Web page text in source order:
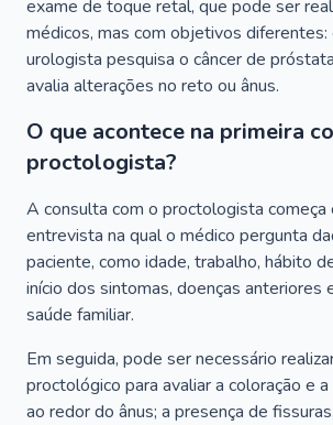
exame de toque retal, que pode ser
médicos, mas com objetivos diferentes:
urologista pesquisa o câncer de
avalia alterações no reto ou ânus.
O que acontece na primeira
proctologista?
A consulta com o proctologista começa
entrevista na qual o médico pergunta
paciente, como idade, trabalho, hábito
início dos sintomas, doenças anteriores
saúde familiar.
Em seguida, pode ser necessário
proctológico para avaliar a coloração e
ao redor do ânus; a presença de